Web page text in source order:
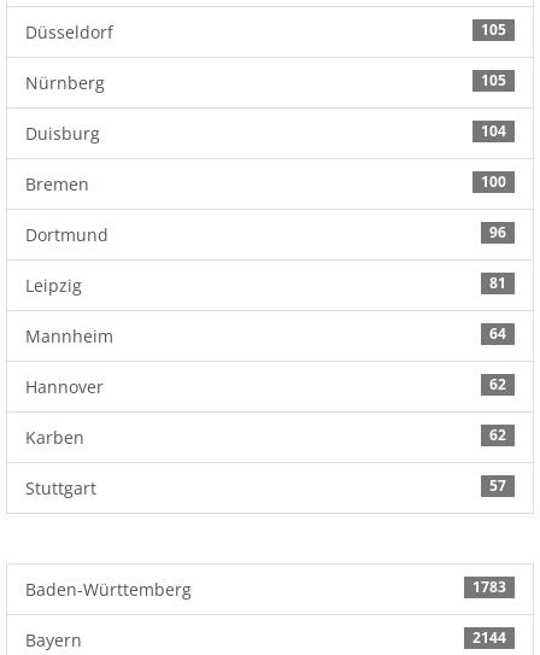
105
Düsseldorf
105
Nürnberg
104
Duisburg
100
Bremen
96
Dortmund
81
Leipzig
64
Mannheim
62
Hannover
62
Karben
57
Stuttgart
1783
Baden-Württemberg
2144
Bayern